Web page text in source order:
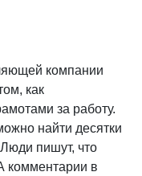
компании
как
за работу.
найти десятки
пишут, что
комментарии в